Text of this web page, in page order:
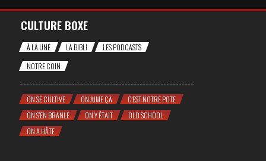
CULTURE BOXE
À LA UNE LA BIBLI
LES PODCASTS
NOTRE COIN
ON SE CULTIVE ON AIME ÇA
C'EST NOTRE POTE
ON S'EN BRANLE
ON Y ÉTAIT
OLD SCHOOL
ON A HÂTE